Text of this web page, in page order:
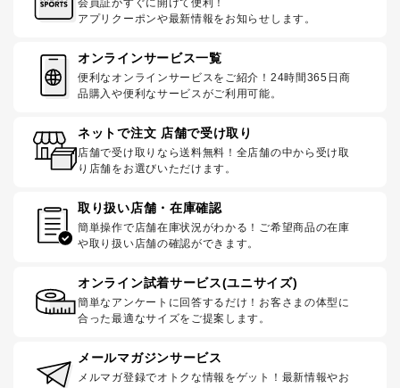
会員証がすぐに開けて便利！
アプリクーポンや最新情報をお知らせします。
オンラインサービス一覧
便利なオンラインサービスをご紹介！24時間365日商
品購入や便利なサービスがご利用可能。
ネットで注文 店舗で受け取り
店舗で受け取りなら送料無料！全店舗の中から受け取
り店舗をお選びいただけます。
取り扱い店舗・在庫確認
簡単操作で店舗在庫状況がわかる！ご希望商品の在庫
や取り扱い店舗の確認ができます。
オンライン試着サービス(ユニサイズ)
簡単なアンケートに回答するだけ！お客さまの体型に
合った最適なサイズをご提案します。
メールマガジンサービス
メルマガ登録でオトクな情報をゲット！最新情報やお